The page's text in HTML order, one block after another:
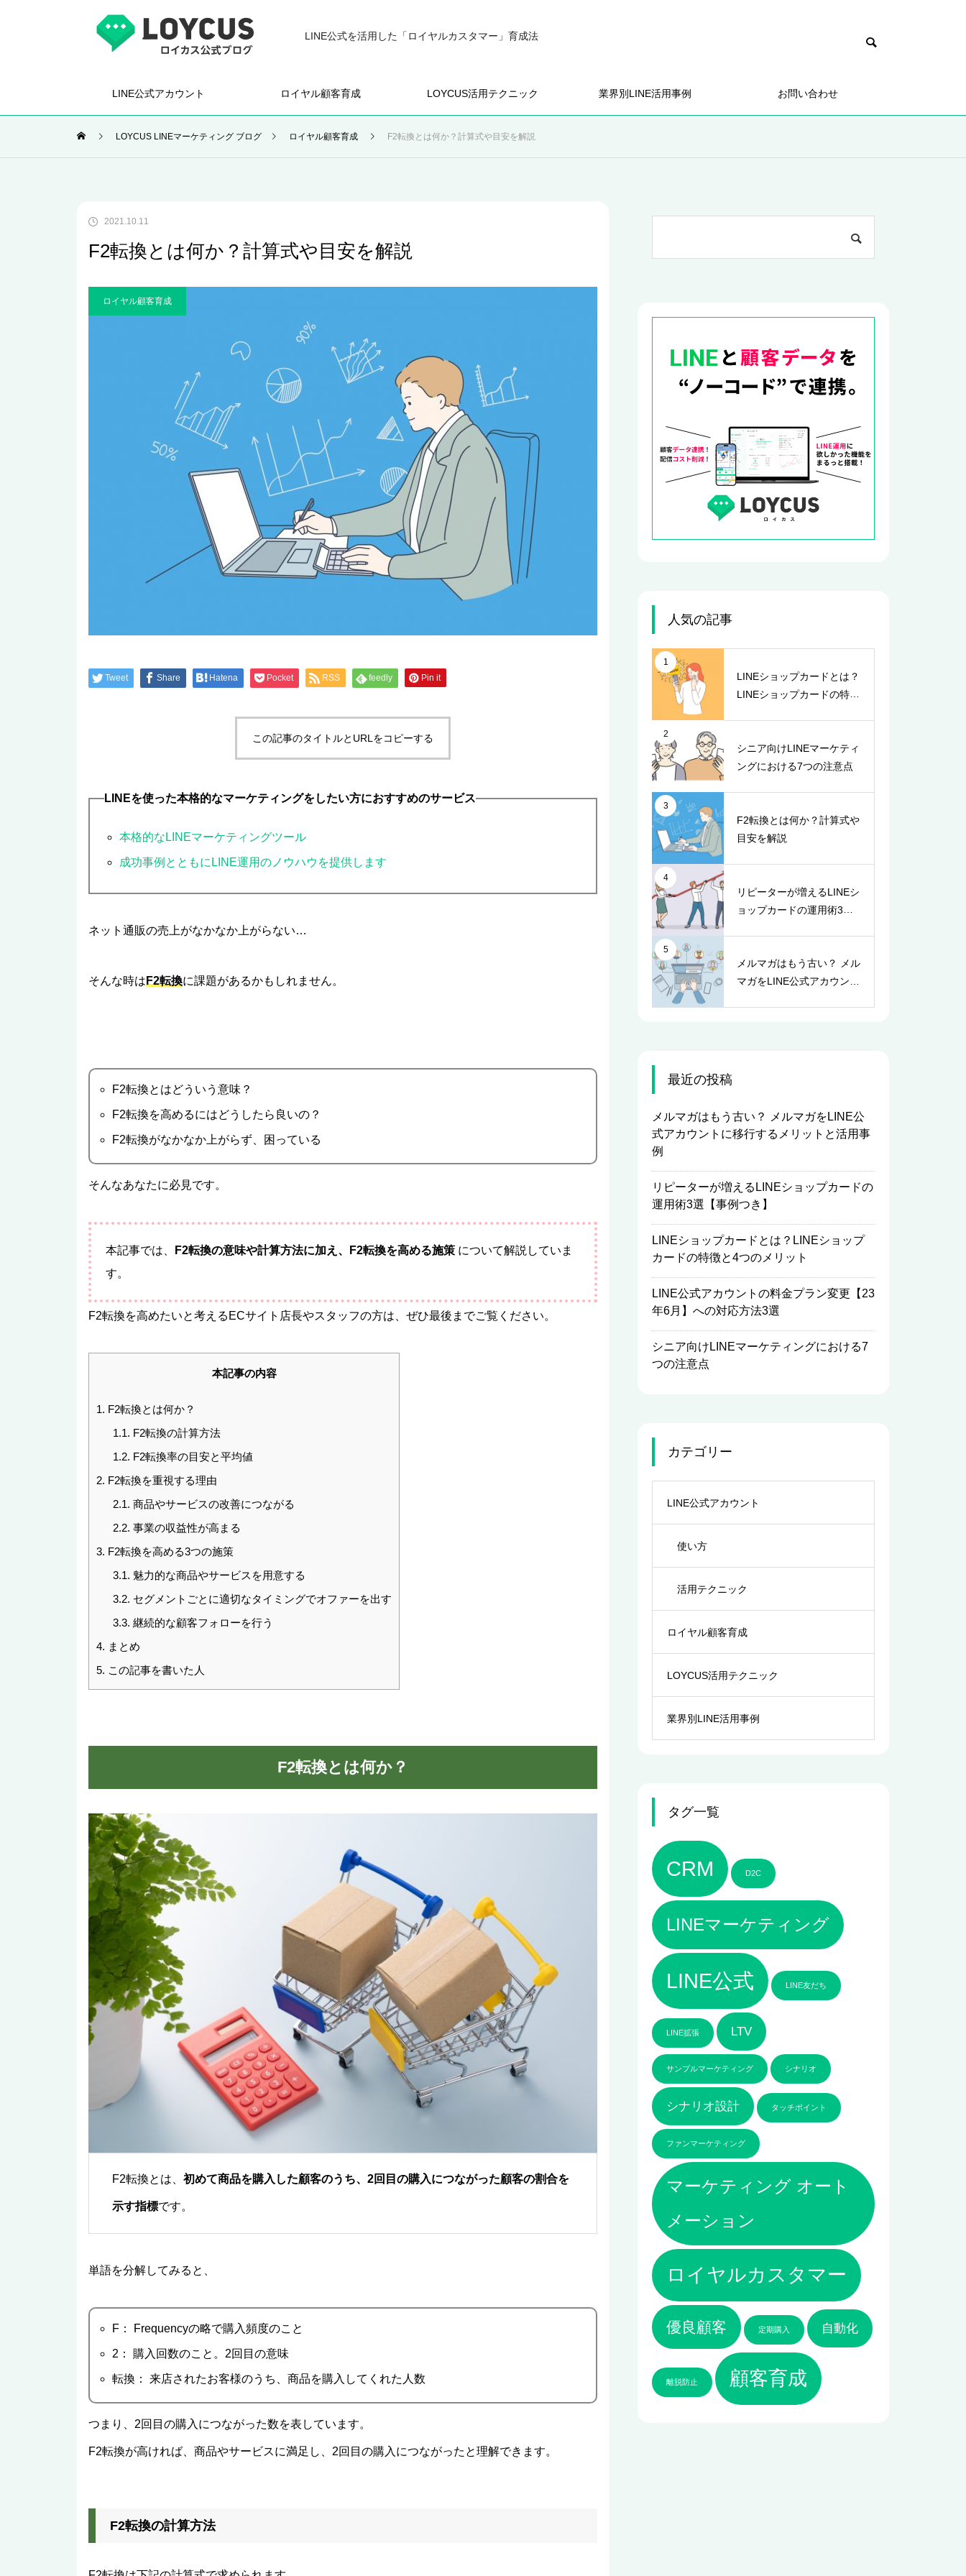
LINE公式を活用した「ロイヤルカスタマー」育成法
LINE公式アカウント ロイヤル顧客育成 LOYCUS活用テクニック 業界別LINE活用事例 お問い合わせ
LOYCUS LINEマーケティング ブログ ロイヤル顧客育成 F2転換とは何か？計算式や目安を解説
2021.10.11
F2転換とは何か？計算式や目安を解説
ロイヤル顧客育成
Tweet Share Hatena Pocket RSS feedly Pin it
この記事のタイトルとURLをコピーする
LINEを使った本格的なマーケティングをしたい方におすすめのサービス
本格的なLINEマーケティングツール
成功事例とともにLINE運用のノウハウを提供します
ネット通販の売上がなかなか上がらない…
そんな時は F2転換に課題があるかもしれません。
F2転換とはどういう意味？
F2転換を高めるにはどうしたら良いの？
F2転換がなかなか上がらず、困っている
そんなあなたに必見です。
本記事では、 F2転換の意味や計算方法に加え、F2転換を高める施策 について解説していま
す。
F2転換を高めたいと考えるECサイト店長やスタッフの方は、ぜひ最後までご覧ください。
本記事の内容
1. F2転換とは何か？
1.1. F2転換の計算方法
1.2. F2転換率の目安と平均値
2. F2転換を重視する理由
2.1. 商品やサービスの改善につながる
2.2. 事業の収益性が高まる
3. F2転換を高める3つの施策
3.1. 魅力的な商品やサービスを用意する
3.2. セグメントごとに適切なタイミングでオファーを出す
3.3. 継続的な顧客フォローを行う
4. まとめ
5. この記事を書いた人
F2転換とは何か？
F2転換とは、 初めて商品を購入した顧客のうち、2回目の購入につながった顧客の割合を
示す指標です。
単語を分解してみると、
F： Frequencyの略で購入頻度のこと
2： 購入回数のこと。2回目の意味
転換： 来店されたお客様のうち、商品を購入してくれた人数
つまり、2回目の購入につながった数を表しています。
F2転換が高ければ、商品やサービスに満足し、2回目の購入につながったと理解できます。
F2転換の計算方法
人気の記事
1
LINEショップカードとは？
LINEショップカードの特徴
2
シニア向けLINEマーケティ
ングにおける7つの注意点
3
F2転換とは何か？計算式や
目安を解説
4
リピーターが増えるLINEシ
ョップカードの運用術3選
5
メルマガはもう古い？ メル
マガをLINE公式アカウント
最近の投稿
メルマガはもう古い？ メルマガをLINE公
式アカウントに移行するメリットと活用事
例
リピーターが増えるLINEショップカードの
運用術3選【事例つき】
LINEショップカードとは？LINEショップ
カードの特徴と4つのメリット
LINE公式アカウントの料金プラン変更【23
年6月】への対応方法3選
シニア向けLINEマーケティングにおける7
つの注意点
カテゴリー
LINE公式アカウント
使い方
活用テクニック
ロイヤル顧客育成
LOYCUS活用テクニック
業界別LINE活用事例
タグ一覧
CRM D2C
LINEマーケティング
LINE公式 LINE友だち
LINE拡張 LTV
サンプルマーケティング シナリオ
シナリオ設計 タッチポイント
ファンマーケティング
マーケティング オート
メーション
ロイヤルカスタマー
優良顧客 定期購入 自動化
離脱防止 顧客育成